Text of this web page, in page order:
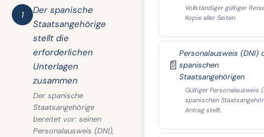
1
Der spanische
Staatsangehörige
stellt die
erforderlichen
Unterlagen
zusammen
Der spanische
Staatsangehörige
bereitet vor: seinen
Personalausweis (DNI),
Vollständiger gültiger
Kopie aller Seiten.
📄
Personalausweis (DNI)
spanischen
Staatsangehörigen
Gültiger Personalausweis
spanischen
Antrag stellt.